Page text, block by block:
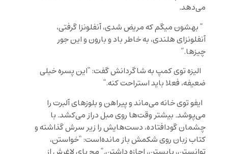
می‌دهد.
” بهشون میگم که مریض شدی، آنفلونزا گرفتی،
آنفلونزای هلندی، به خاطر باد و بارون و این جور
چیزها.”
الیزه توی کمپ به شاگردانش گفت: “این پسره خیلی
ضعیفه، فعلا باید استراحت کنه.”
ایفو توی خانه می‌ماند و پیراهن و بلوزهای آلبرت را
می‌پوشد. بیشتر وقت‌ها روی مبل دراز می‌کشد. با
چشمان گودافتاده، دست‌هایش را زیر سرش گذاشته و
کتاب زبان روی شکمش باز مانده‌است: “خواستن،